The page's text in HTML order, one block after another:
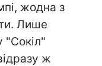
жодна з
Лише
"Сокіл"
ж